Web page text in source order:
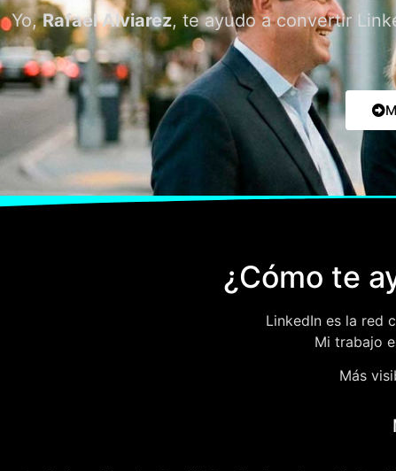
Yo,Rafael Alviarez, te ayudo a convertir
¿Cómo te
LinkedIn es la red
Mi trabajo
Más